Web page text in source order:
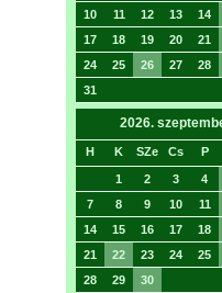
10
11 12 13 14
17
18 19 20 21
24
25 26 27 28
31
2026.
H K SZe Cs P
1 2 3 4
7
8 9 10 11
14
15 16 17 18
21
22 23 24 25
28
29 30